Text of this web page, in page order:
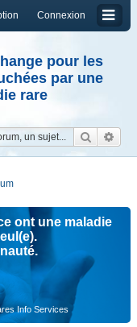
Connexion
pour les
par une
rare
ont une maladie
Info Services